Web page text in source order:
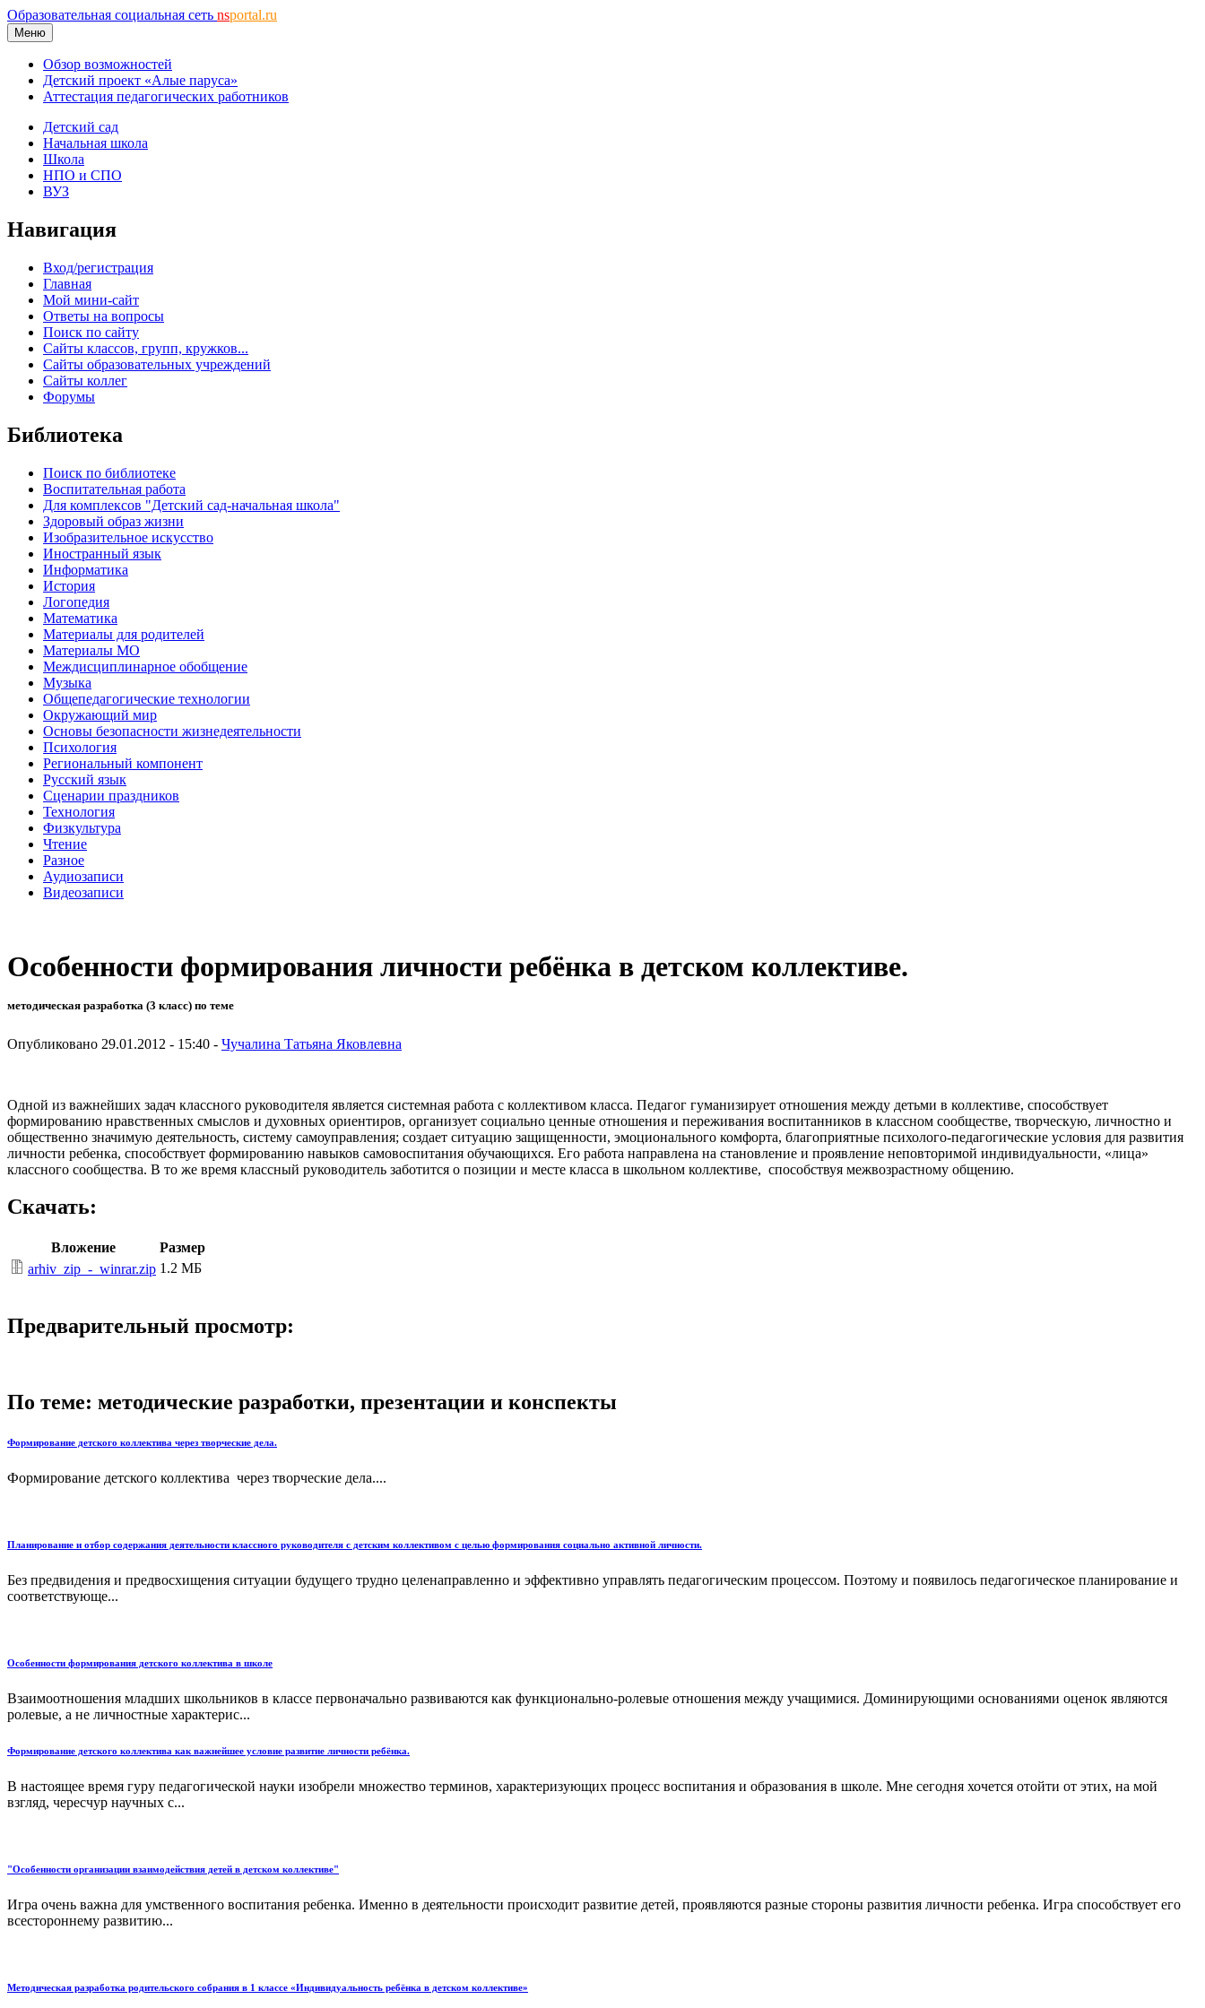
Образовательная социальная сеть nsportal.ru
Меню
Обзор возможностей
Детский проект «Алые паруса»
Аттестация педагогических работников
Детский сад
Начальная школа
Школа
НПО и СПО
ВУЗ
Навигация
Вход/регистрация
Главная
Мой мини-сайт
Ответы на вопросы
Поиск по сайту
Сайты классов, групп, кружков...
Сайты образовательных учреждений
Сайты коллег
Форумы
Библиотека
Поиск по библиотеке
Воспитательная работа
Для комплексов "Детский сад-начальная школа"
Здоровый образ жизни
Изобразительное искусство
Иностранный язык
Информатика
История
Логопедия
Математика
Материалы для родителей
Материалы МО
Междисциплинарное обобщение
Музыка
Общепедагогические технологии
Окружающий мир
Основы безопасности жизнедеятельности
Психология
Региональный компонент
Русский язык
Сценарии праздников
Технология
Физкультура
Чтение
Разное
Аудиозаписи
Видеозаписи
Особенности формирования личности ребёнка в детском коллективе.
методическая разработка (3 класс) по теме
Опубликовано 29.01.2012 - 15:40 - Чучалина Татьяна Яковлевна
Одной из важнейших задач классного руководителя является системная работа с коллективом класса. Педагог гуманизирует отношения между детьми в коллективе, способствует
формированию нравственных смыслов и духовных ориентиров, организует социально ценные отношения и переживания воспитанников в классном сообществе, творческую, личностно и
общественно значимую деятельность, систему самоуправления; создает ситуацию защищенности, эмоционального комфорта, благоприятные психолого-педагогические условия для развития
личности ребенка, способствует формированию навыков самовоспитания обучающихся. Его работа направлена на становление и проявление неповторимой индивидуальности, «лица»
классного сообщества. В то же время классный руководитель заботится о позиции и месте класса в школьном коллективе, способствуя межвозрастному общению.
Скачать:
Вложение
Размер
arhiv_zip_-_winrar.zip 1.2 МБ
Предварительный просмотр:
По теме: методические разработки, презентации и конспекты
Формирование детского коллектива через творческие дела.
Формирование детского коллектива через творческие дела....
Планирование и отбор содержания деятельности классного руководителя с детским коллективом с целью формирования социально активной личности.
Без предвидения и предвосхищения ситуации будущего трудно целенаправленно и эффективно управлять педагогическим процессом. Поэтому и появилось педагогическое планирование и
соответствующе...
Особенности формирования детского коллектива в школе
Взаимоотношения младших школьников в классе первоначально развиваются как функционально-ролевые отношения между учащимися. Доминирующими основаниями оценок являются
ролевые, а не личностные характерис...
Формирование детского коллектива как важнейшее условие развитие личности ребёнка.
В настоящее время гуру педагогической науки изобрели множество терминов, характеризующих процесс воспитания и образования в школе. Мне сегодня хочется отойти от этих, на мой
взгляд, чересчур научных с...
"Особенности организации взаимодействия детей в детском коллективе"
Игра очень важна для умственного воспитания ребенка. Именно в деятельности происходит развитие детей, проявляются разные стороны развития личности ребенка. Игра способствует его
всестороннему развитию...
Методическая разработка родительского собрания в 1 классе «Индивидуальность ребёнка в детском коллективе»